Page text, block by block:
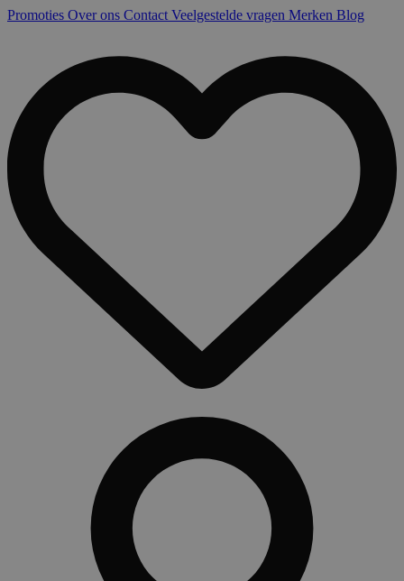
Promoties Over ons Contact Veelgestelde vragen Merken Blog